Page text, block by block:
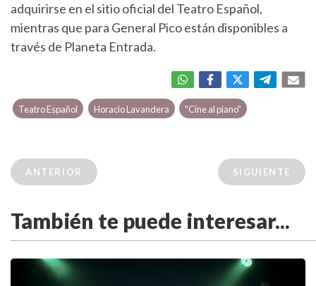
adquirirse en el sitio oficial del Teatro Español,
mientras que para General Pico están disponibles a
través de Planeta Entrada.
Teatro Español Horacio Lavandera "Cine al piano"
ANTERIOR SIGUIENTE
También te puede interesar...